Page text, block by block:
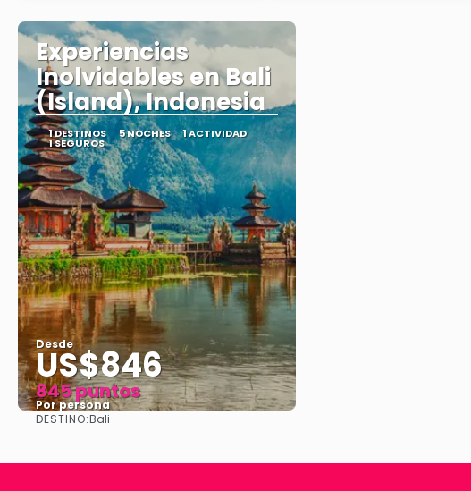
Experiencias
Inolvidables en Bali
(Island), Indonesia
1 DESTINOS 5 NOCHES 1 ACTIVIDAD
1 SEGUROS
Desde
US$846
845 puntos
Por persona
DESTINO:Bali